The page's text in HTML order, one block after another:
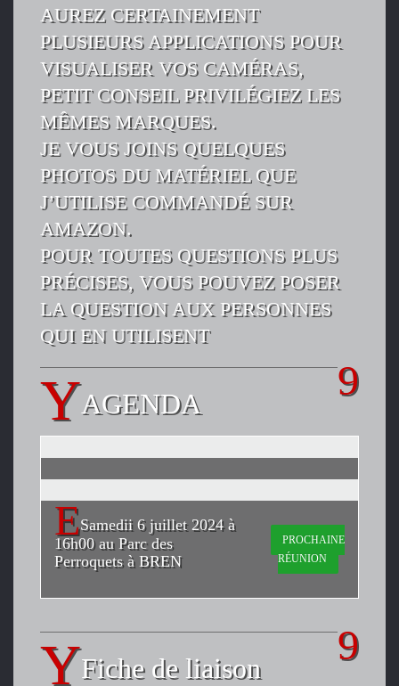
AUREZ CERTAINEMENT
PLUSIEURS APPLICATIONS POUR
VISUALISER VOS CAMÉRAS,
PETIT CONSEIL PRIVILÉGIEZ LES
MÊMES MARQUES.
JE VOUS JOINS QUELQUES
PHOTOS DU MATÉRIEL QUE
J’UTILISE COMMANDÉ SUR
AMAZON.
POUR TOUTES QUESTIONS PLUS
PRÉCISES, VOUS POUVEZ POSER
LA QUESTION AUX PERSONNES
QUI EN UTILISENT
AGENDA
Samedii 6 juillet 2024 à
16h00 au Parc des
Perroquets à BREN
PROCHAINE
RÉUNION
Fiche de liaison